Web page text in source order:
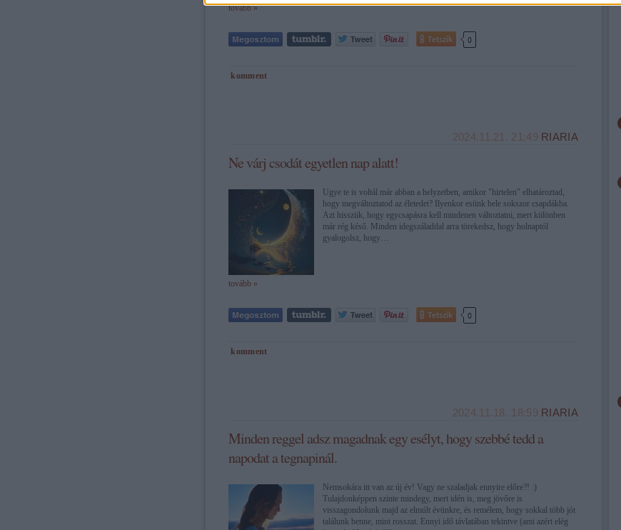
tovább »
Tetszik 0
komment
2024.11.21. 21:49 RIARIA
Ne várj csodát egyetlen nap alatt!
Ugye te is voltál már abban a helyzetben, amikor "hirtelen" elhatároztad,
hogy megváltoztatod az életedet? Ilyenkor esünk bele sokszor csapdákba.
Azt hisszük, hogy egycsapásra kell mindenen változtatni, mert különben
már rég késő. Minden idegszáladdal arra törekedsz, hogy holnaptól
gyalogolsz, hogy…
tovább »
Tetszik 0
komment
2024.11.18. 18:59 RIARIA
Minden reggel adsz magadnak egy esélyt, hogy szebbé tedd a
napodat a tegnapinál.
Nemsokára itt van az új év! Vagy ne szaladjak ennyire előre?! :)
Tulajdonképpen szinte mindegy, mert idén is, meg jövőre is
visszagondolunk majd az elmúlt évünkre, és remélem, hogy sokkal több jót
találunk benne, mint rosszat. Ennyi idő távlatában tekintve (ami azért elég